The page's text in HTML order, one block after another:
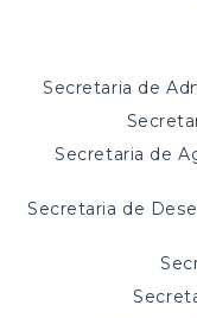
Secretaria de
Secretaria de
Secretaria de